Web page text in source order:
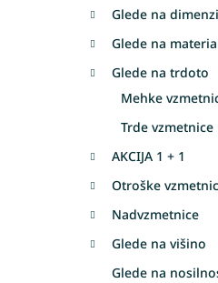
Glede na
Glede na
Glede na trdoto
Mehke
Trde vzmetnice
AKCIJA 1 + 1
Otroške
Nadvzmetnice
Glede na višino
Glede na